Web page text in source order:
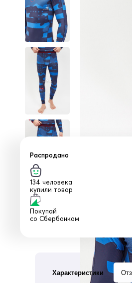
Распродано
134 человека
купили товар
Покупай
со Сбербанком
Характеристики